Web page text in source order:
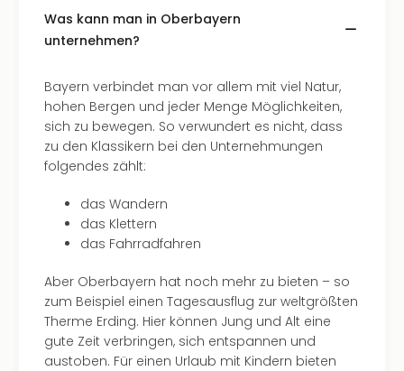
Was kann man in Oberbayern
unternehmen?
Bayern verbindet man vor allem mit viel Natur,
hohen Bergen und jeder Menge Möglichkeiten,
sich zu bewegen. So verwundert es nicht, dass
zu den Klassikern bei den Unternehmungen
folgendes zählt:
das Wandern
das Klettern
das Fahrradfahren
Aber Oberbayern hat noch mehr zu bieten – so
zum Beispiel einen Tagesausflug zur weltgrößten
Therme Erding. Hier können Jung und Alt eine
gute Zeit verbringen, sich entspannen und
austoben. Für einen Urlaub mit Kindern bieten